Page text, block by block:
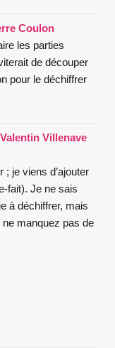
Coulon
les parties
de découper
pour le déchiffrer
Valentin Villenave
; je viens d’ajouter
fait). Je ne sais
à déchiffrer, mais
manquez pas de